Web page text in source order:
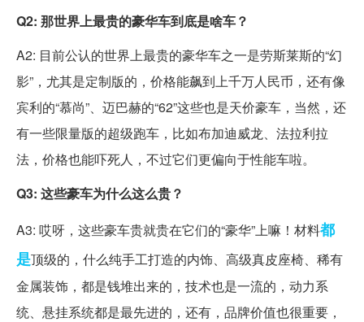
Q2: 那世界上最贵的豪华车到底是啥车？
A2: 目前公认的世界上最贵的豪华车之一是劳斯莱斯的“幻
影”，尤其是定制版的，价格能飙到上千万人民币，还有像
宾利的“慕尚”、迈巴赫的“62”这些也是天价豪车，当然，还
有一些限量版的超级跑车，比如布加迪威龙、法拉利拉
法，价格也能吓死人，不过它们更偏向于性能车啦。
Q3: 这些豪车为什么这么贵？
A3: 哎呀，这些豪车贵就贵在它们的“豪华”上嘛！材料都
是顶级的，什么纯手工打造的内饰、高级真皮座椅、稀有
金属装饰，都是钱堆出来的，技术也是一流的，动力系
统、悬挂系统都是最先进的，还有，品牌价值也很重要，